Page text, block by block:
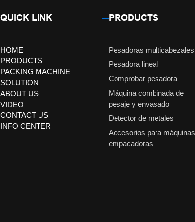
QUICK LINK
HOME
PRODUCTS
PACKING MACHINE
SOLUTION
ABOUT US
VIDEO
CONTACT US
INFO CENTER
PRODUCTS
Pesadoras multicabezales
Pesadora lineal
Comprobar pesadora
Máquina combinada de
pesaje y envasado
Detector de metales
Accesorios para máquinas
empacadoras